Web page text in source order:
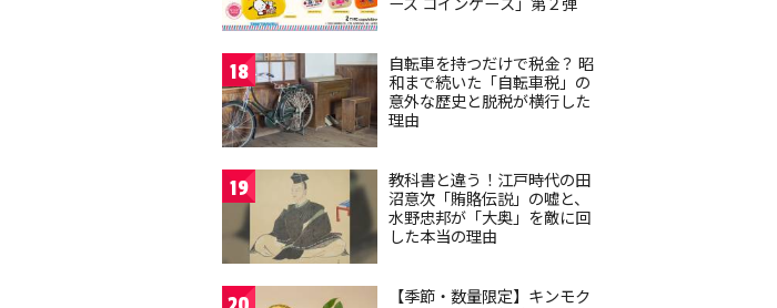
18
自転車を持つだけで税金？ 昭
和まで続いた「自転車税」の
意外な歴史と脱税が横行した
理由
19
教科書と違う！江戸時代の田
沼意次「賄賂伝説」の嘘と、
水野忠邦が「大奥」を敵に回
した本当の理由
【季節・数量限定】キンモク